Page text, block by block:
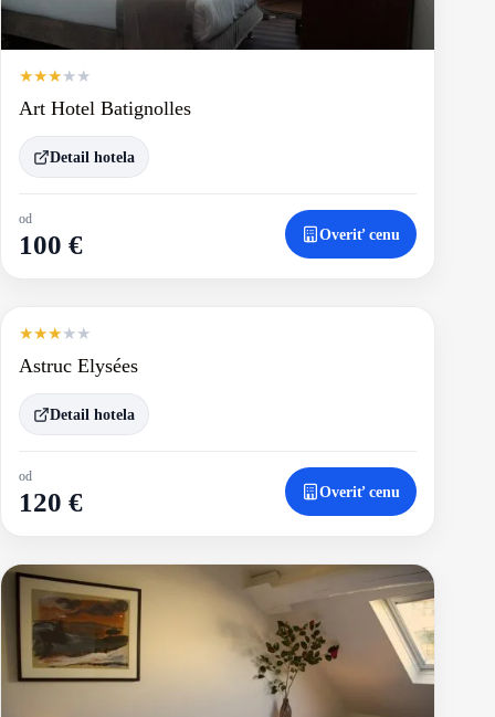
★★★★★
Art Hotel Batignolles
Detail hotela
od
100 € Overiť cenu
★★★★★
Astruc Elysées
Detail hotela
od
120 € Overiť cenu